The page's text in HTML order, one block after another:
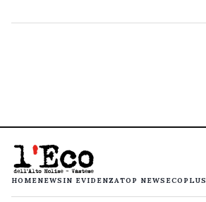
HOMENEWS IN EVIDENZATOP NEWS ECOPLUS